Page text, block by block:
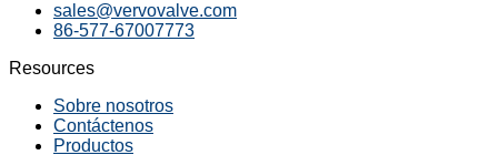
sales@vervovalve.com
86-577-67007773
Resources
Sobre nosotros
Contáctenos
Productos